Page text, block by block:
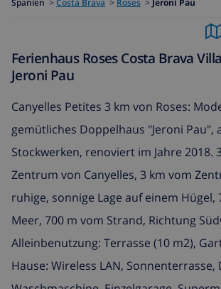
Spanien > Costa Brava > Roses > Jeroni Pau
Ferienhaus Roses Costa Brava
Jeroni Pau
Canyelles Petites 3 km von Roses:
gemütliches Doppelhaus "Jeroni Pau",
Stockwerken, renoviert im Jahre 2018.
Zentrum von Canyelles, 3 km vom
ruhige, sonnige Lage auf einem Hügel,
Meer, 700 m vom Strand, Richtung
Alleinbenutzung: Terrasse (10 m2),
Hause: Wireless LAN, Sonnenterrasse,